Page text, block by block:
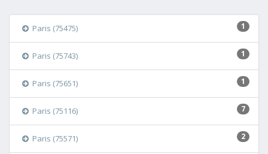
1
Paris (75475)
1
Paris (75743)
1
Paris (75651)
7
Paris (75116)
2
Paris (75571)